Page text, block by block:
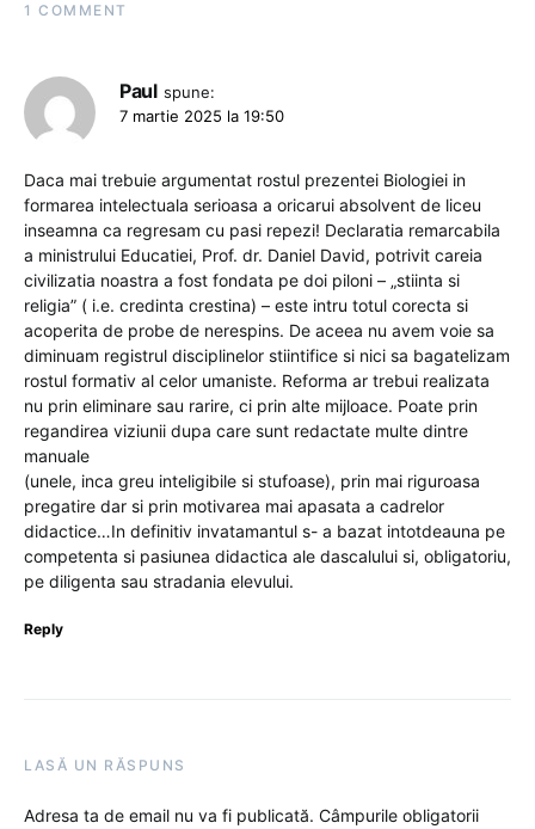
1 COMMENT
Paul spune:
7 martie 2025 la 19:50
Daca mai trebuie argumentat rostul prezentei Biologiei in
formarea intelectuala serioasa a oricarui absolvent de liceu
inseamna ca regresam cu pasi repezi! Declaratia remarcabila
a ministrului Educatiei, Prof. dr. Daniel David, potrivit careia
civilizatia noastra a fost fondata pe doi piloni – „stiinta si
religia” ( i.e. credinta crestina) – este intru totul corecta si
acoperita de probe de nerespins. De aceea nu avem voie sa
diminuam registrul disciplinelor stiintifice si nici sa bagatelizam
rostul formativ al celor umaniste. Reforma ar trebui realizata
nu prin eliminare sau rarire, ci prin alte mijloace. Poate prin
regandirea viziunii dupa care sunt redactate multe dintre
manuale
(unele, inca greu inteligibile si stufoase), prin mai riguroasa
pregatire dar si prin motivarea mai apasata a cadrelor
didactice…In definitiv invatamantul s- a bazat intotdeauna pe
competenta si pasiunea didactica ale dascalului si, obligatoriu,
pe diligenta sau stradania elevului.
Reply
LASĂ UN RĂSPUNS
Adresa ta de email nu va fi publicată. Câmpurile obligatorii